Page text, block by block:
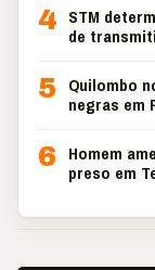
4 STM
de
5 Quilombo
negras em
6 Homem
preso em